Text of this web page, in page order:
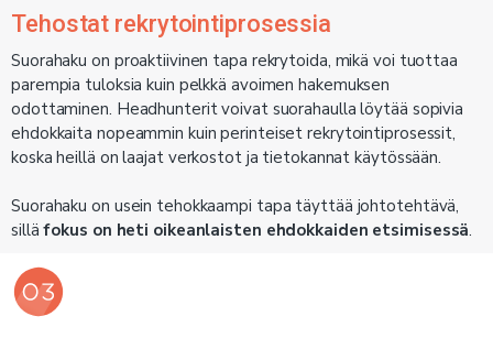
Tehostat rekrytointiprosessia
Suorahaku on proaktiivinen tapa rekrytoida, mikä voi tuottaa
parempia tuloksia kuin pelkkä avoimen hakemuksen
odottaminen. Headhunterit voivat suorahaulla löytää sopivia
ehdokkaita nopeammin kuin perinteiset rekrytointiprosessit,
koska heillä on laajat verkostot ja tietokannat käytössään.
Suorahaku on usein tehokkaampi tapa täyttää johtotehtävä,
silläfokus on heti oikeanlaisten ehdokkaiden etsimisessä.